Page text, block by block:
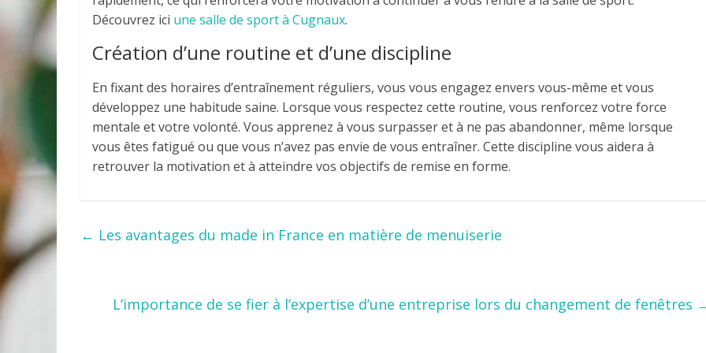
Découvrez ici une salle de sport à Cugnaux.
Création d’une routine et d’une discipline
En fixant des horaires d’entraînement réguliers, vous vous engagez envers vous-même et vous
développez une habitude saine. Lorsque vous respectez cette routine, vous renforcez votre force
mentale et votre volonté. Vous apprenez à vous surpasser et à ne pas abandonner, même lorsque
vous êtes fatigué ou que vous n’avez pas envie de vous entraîner. Cette discipline vous aidera à
retrouver la motivation et à atteindre vos objectifs de remise en forme.
← Les avantages du made in France en matière de menuiserie
L’importance de se fier à l’expertise d’une entreprise lors du changement de fenêtres